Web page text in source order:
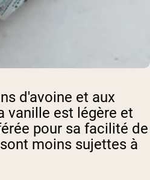
d'avoine et aux
vanille est légère et
pour sa facilité de
moins sujettes à